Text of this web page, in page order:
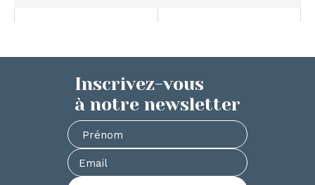
Inscrivez-vous
à notre newsletter